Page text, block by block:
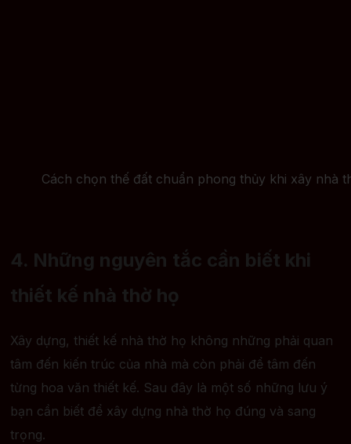
Cách chọn thế đất chuẩn phong thủy khi xây nhà
4. Những nguyên tắc cần biết khi
thiết kế nhà thờ họ
Xây dựng, thiết kế nhà thờ họ không những phải quan
tâm đến kiến trúc của nhà mà còn phải để tâm đến
từng hoa văn thiết kế. Sau đây là một số những lưu ý
bạn cần biết để xây dựng nhà thờ họ đúng và sang
trọng.